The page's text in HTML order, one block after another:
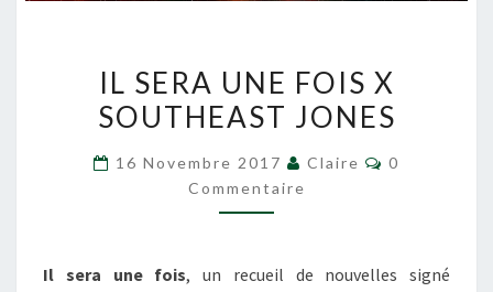
SERA
UNE
SOUTHEAST
IL SERA UNE FOIS X
SOUTHEAST JONES
16 Novembre 2017 Claire
0
Commentaire
Il sera une fois, un recueil de nouvelles signé